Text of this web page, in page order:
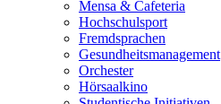
Mensa & Cafeteria
Hochschulsport
Fremdsprachen
Gesundheitsmanagement
Orchester
Hörsaalkino